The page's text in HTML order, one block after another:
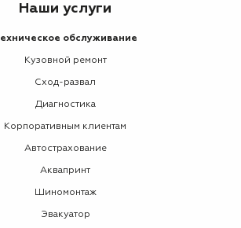
Наши услуги
обслуживание
Кузовной ремонт
Сход-развал
Диагностика
Корпоративным клиентам
Автострахование
Аквапринт
Шиномонтаж
Эвакуатор